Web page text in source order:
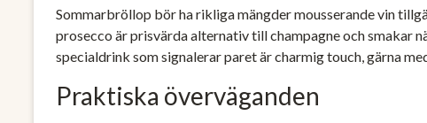
Sommarbröllop bör ha rikliga mängder mousserande vin
prosecco är prisvärda alternativ till champagne och smakar
specialdrink som signalerar paret är charmig touch, gärna
Praktiska överväganden